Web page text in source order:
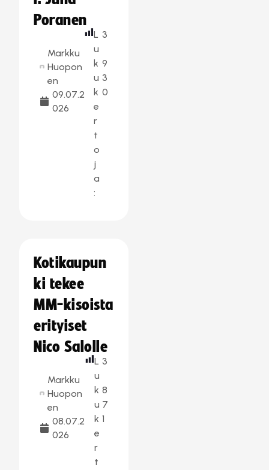
Poranen
Markku
Huopon
en
09.07.2
026
L
u
k
u
k
e
r
t
o
j
a
:
3
9
3
0
Kotikaupun
ki tekee
MM-kisoista
erityiset
Nico Salolle
Markku
Huopon
en
08.07.2
026
L
u
k
u
k
e
r
t
3
8
7
1